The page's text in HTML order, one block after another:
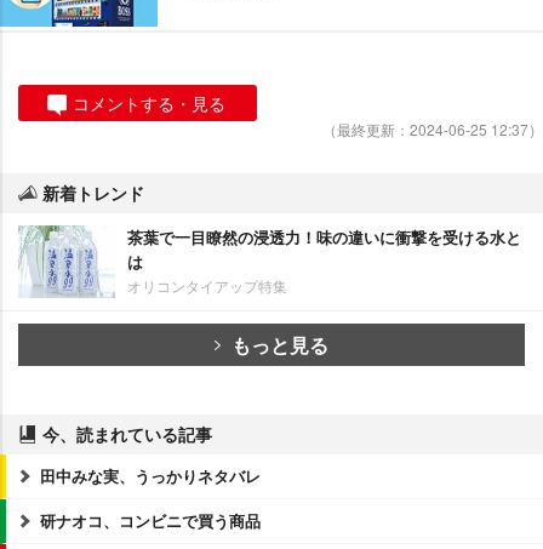
コメントする・見る
（最終更新：2024-06-25 12:37）
新着トレンド
茶葉で一目瞭然の浸透力！味の違いに衝撃を受ける水と
は
オリコンタイアップ特集
もっと見る
今、読まれている記事
田中みな実、うっかりネタバレ
研ナオコ、コンビニで買う商品